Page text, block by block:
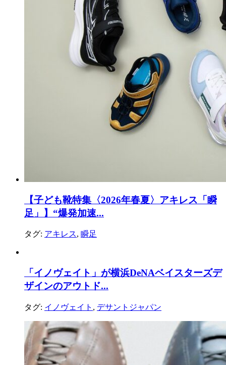
【子ども靴特集〈2026年春夏〉アキレス「瞬
足」】“爆発加速...
タグ: アキレス, 瞬足
「イノヴェイト」が横浜DeNAベイスターズデ
ザインのアウトド...
タグ: イノヴェイト , デサントジャパン